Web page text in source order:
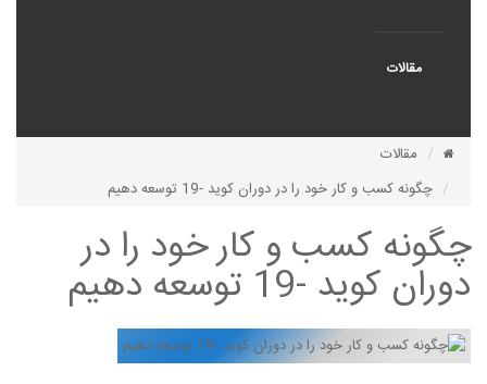
مقالات
مقالات
چگونه کسب و کار خود را در دوران کوید -19 توسعه دهیم
چگونه کسب و کار خود را در
دوران کوید -19 توسعه دهیم